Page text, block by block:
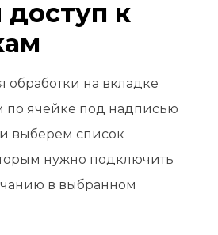
к
обработки на вкладке
по ячейке под надписью
и выберем список
нужно подключить
в выбранном